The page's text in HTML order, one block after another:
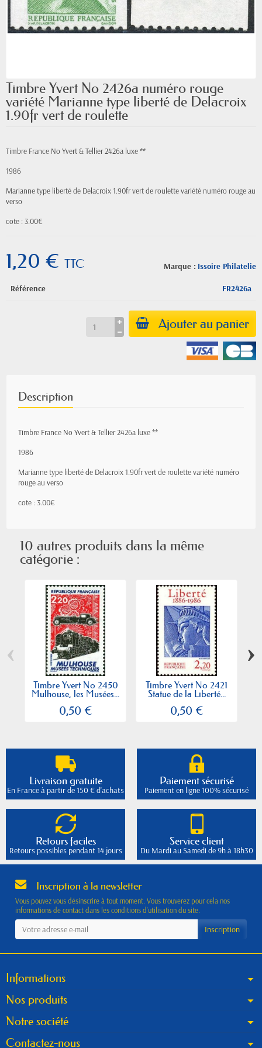
Timbre Yvert No 2426a numéro rouge
variété Marianne type liberté de Delacroix
1.90fr vert de roulette
Timbre France No Yvert & Tellier 2426a luxe **
1986
Marianne type liberté de Delacroix 1.90fr vert de roulette variété numéro rouge au
verso
cote : 3.00€
Marque : Issoire Philatelie
1,20 € TTC
Référence FR2426a
Ajouter au panier
Description
Timbre France No Yvert & Tellier 2426a luxe **
1986
Marianne type liberté de Delacroix 1.90fr vert de roulette variété numéro
rouge au verso
cote : 3.00€
10 autres produits dans la même
catégorie :
Timbre Yvert No 2450
Mulhouse, les Musées...
0,50 €
Timbre Yvert No 2421
Statue de la Liberté...
0,50 €
‹ ›
Livraison gratuite
En France à partir de 150 € d'achats
Paiement sécurisé
Paiement en ligne 100% sécurisé
Retours faciles
Retours possibles pendant 14 jours
Service client
Du Mardi au Samedi de 9h à 18h30
Inscription à la newsletter
Vous pouvez vous désinscrire à tout moment. Vous trouverez pour cela nos
informations de contact dans les conditions d'utilisation du site.
Informations
Nos produits
Notre société
Contactez-nous